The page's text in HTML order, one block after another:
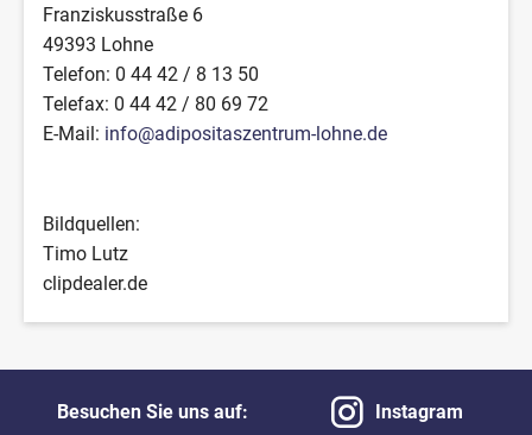
Franziskusstraße 6
49393 Lohne
Telefon: 0 44 42 / 8 13 50
Telefax: 0 44 42 / 80 69 72
E-Mail: info@adipositaszentrum-lohne.de
Bildquellen:
Timo Lutz
clipdealer.de
Besuchen Sie uns auf: Instagram